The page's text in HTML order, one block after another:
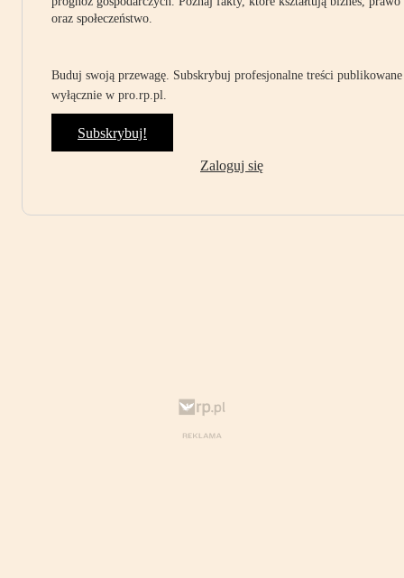
oraz społeczeństwo.
Buduj swoją przewagę. Subskrybuj profesjonalne treści publikowane
wyłącznie w pro.rp.pl.
Subskrybuj!
Zaloguj się